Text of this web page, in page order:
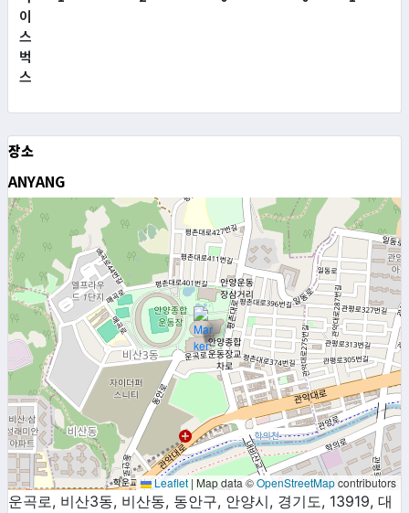
이
스
벅
스
장소
ANYANG
Leaflet | Map data ©OpenStreetMapcontributors
운곡로, 비산3동, 비산동, 동안구, 안양시, 경기도, 13919, 대